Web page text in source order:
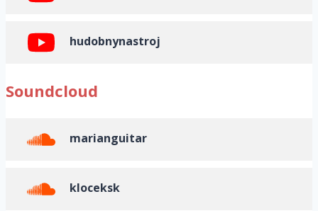
hudobnynastroj
Soundcloud
marianguitar
kloceksk